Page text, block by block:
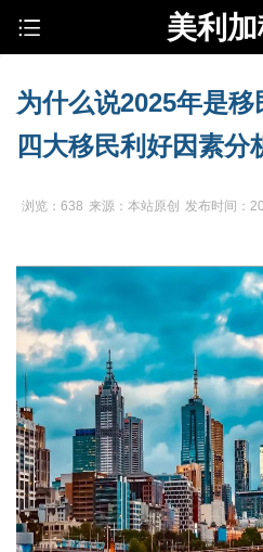
美利
为什么说2025年是移
四大移民利好因素分
浏览：638 来源：本站原创 发布时间：